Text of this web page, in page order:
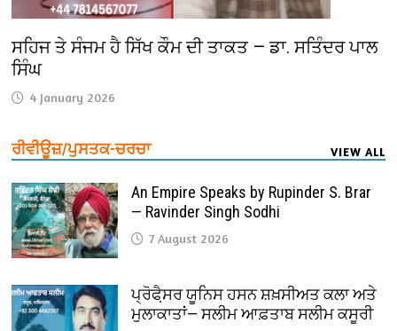
ਸਹਿਜ ਤੇ ਸੰਜਮ ਹੈ ਸਿੱਖ ਕੌਮ ਦੀ ਤਾਕਤ — ਡਾ. ਸਤਿੰਦਰ ਪਾਲ
ਸਿੰਘ
4 January 2026
ਰੀਵੀਊਜ਼/ਪੁਸਤਕ-ਚਰਚਾ VIEW ALL
An Empire Speaks by Rupinder S. Brar
— Ravinder Singh Sodhi
7 August 2026
ਪ੍ਰੋਫੈ਼ਸਰ ਯੂਨਿਸ ਹਸਨ ਸ਼ਖ਼ਸੀਅਤ ਕਲਾ ਅਤੇ
ਮੁਲਾਕਾਤਾਂ— ਸਲੀਮ ਆਫ਼ਤਾਬ ਸਲੀਮ ਕਸੂਰੀ